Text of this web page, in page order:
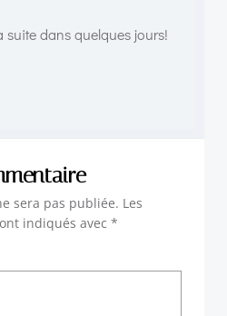
suite dans quelques jours!
sera pas publiée. Les
indiqués avec *